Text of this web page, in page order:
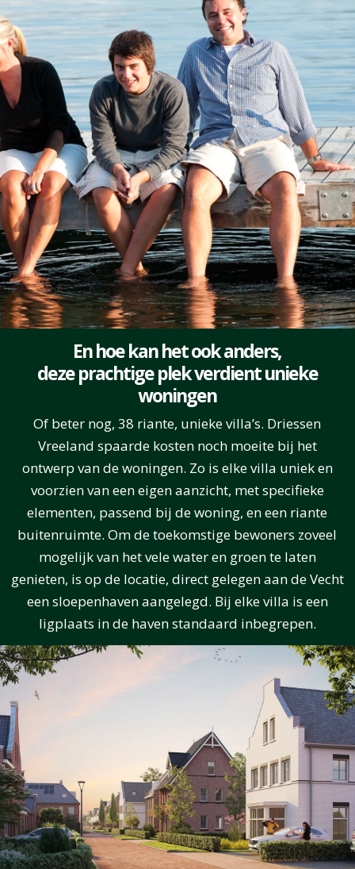
En hoe kan het ook anders,
deze prachtige plek verdient unieke
woningen
Of beter nog, 38 riante, unieke villa’s. Driessen
Vreeland spaarde kosten noch moeite bij het
ontwerp van de woningen. Zo is elke villa uniek en
voorzien van een eigen aanzicht, met specifieke
elementen, passend bij de woning, en een riante
buitenruimte. Om de toekomstige bewoners zoveel
mogelijk van het vele water en groen te laten
genieten, is op de locatie, direct gelegen aan de Vecht
een sloepenhaven aangelegd. Bij elke villa is een
ligplaats in de haven standaard inbegrepen.